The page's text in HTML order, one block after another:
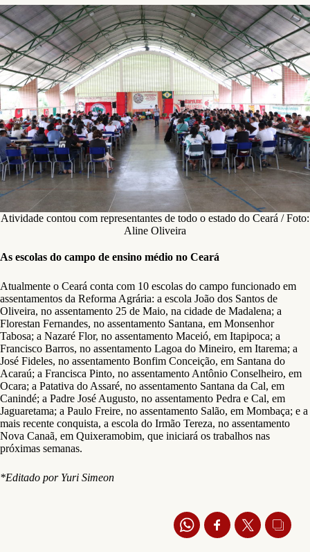
Atividade contou com representantes de todo o estado do Ceará / Foto:
Aline Oliveira
As escolas do campo de ensino médio no Ceará
Atualmente o Ceará conta com 10 escolas do campo funcionado em
assentamentos da Reforma Agrária: a escola João dos Santos de
Oliveira, no assentamento 25 de Maio, na cidade de Madalena; a
Florestan Fernandes, no assentamento Santana, em Monsenhor
Tabosa; a Nazaré Flor, no assentamento Maceió, em Itapipoca; a
Francisco Barros, no assentamento Lagoa do Mineiro, em Itarema; a
José Fideles, no assentamento Bonfim Conceição, em Santana do
Acaraú; a Francisca Pinto, no assentamento Antônio Conselheiro, em
Ocara; a Patativa do Assaré, no assentamento Santana da Cal, em
Canindé; a Padre José Augusto, no assentamento Pedra e Cal, em
Jaguaretama; a Paulo Freire, no assentamento Salão, em Mombaça; e a
mais recente conquista, a escola do Irmão Tereza, no assentamento
Nova Canaã, em Quixeramobim, que iniciará os trabalhos nas
próximas semanas.
*Editado por Yuri Simeon